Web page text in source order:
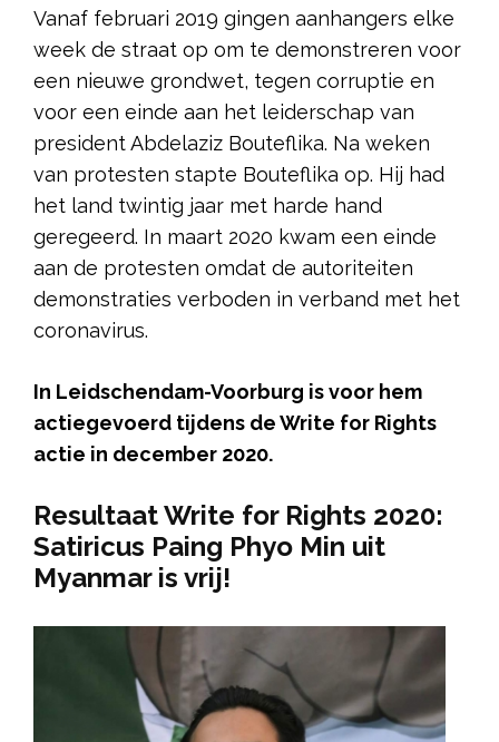
Vanaf februari 2019 gingen aanhangers elke
week de straat op om te demonstreren voor
een nieuwe grondwet, tegen corruptie en
voor een einde aan het leiderschap van
president Abdel­aziz Bouteflika. Na weken
van protesten stapte Bouteflika op. Hij had
het land twintig jaar met harde hand
geregeerd. In maart 2020 kwam een einde
aan de protesten omdat de autoriteiten
demonstraties verboden in verband met het
coronavirus.
In Leidschendam-Voorburg is voor hem
actiegevoerd tijdens de Write for Rights
actie in december 2020.
ResultaatWrite for Rights 2020:
Satiricus Paing Phyo Min uit
Myanmar is vrij!